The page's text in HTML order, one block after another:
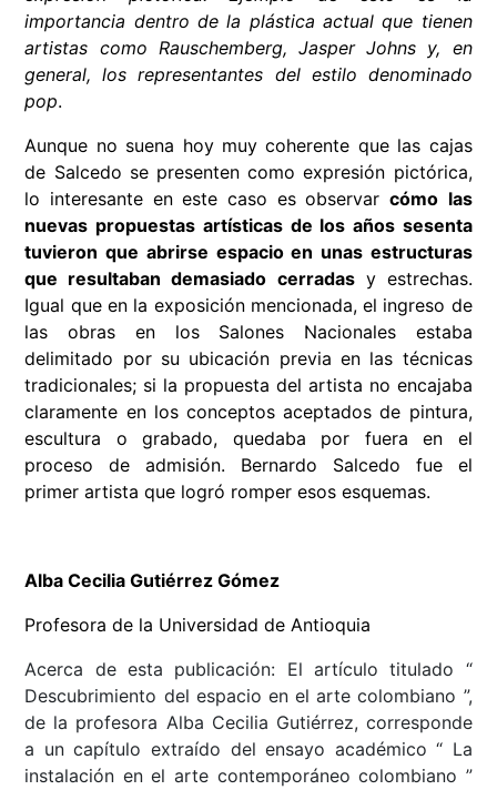
importancia dentro de la plástica actual que tienen
artistas como Rauschemberg, Jasper Johns y, en
general, los representantes del estilo denominado
pop.
Aunque no suena hoy muy coherente que las cajas
de Salcedo se presenten como expresión pictórica,
lo interesante en este caso es observar cómo las
nuevas propuestas artísticas de los años sesenta
tuvieron que abrirse espacio en unas estructuras
que resultaban demasiado cerradasy estrechas.
Igual que en la exposición mencionada, el ingreso de
las obras en los Salones Nacionales estaba
delimitado por su ubicación previa en las técnicas
tradicionales; si la propuesta del artista no encajaba
claramente en los conceptos aceptados de pintura,
escultura o grabado, quedaba por fuera en el
proceso de admisión. Bernardo Salcedo fue el
primer artista que logró romper esos esquemas.
Alba Cecilia Gutiérrez Gómez
Profesora de la Universidad de Antioquia
Acerca de esta publicación: El artículo titulado “
Descubrimiento del espacio en el arte colombiano ”,
de la profesora Alba Cecilia Gutiérrez, corresponde
a un capítulo extraído del ensayo académico “ La
instalación en el arte contemporáneo colombiano ”